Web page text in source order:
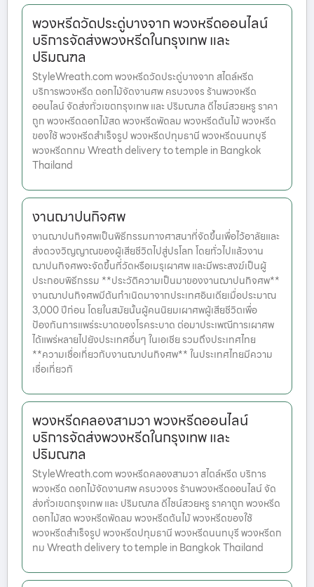
พวงหรีดวัดประดู่บางจาก พวงหรีดออนไลน์
บริการจัดส่งพวงหรีดในกรุงเทพ และ
ปริมณฑล
StyleWreath.com พวงหรีดวัดประดู่บางจาก สไตล์หรีด
บริการพวงหรีด ดอกไม้จัดงานศพ ครบวงจร ร้านพวงหรีด
ออนไลน์ จัดส่งทั่วเขตกรุงเทพ และ ปริมณฑล ดีไซน์สวยหรู ราคา
ถูก พวงหรีดดอกไม้สด พวงหรีดพัดลม พวงหรีดต้นไม้ พวงหรีด
ของใช้ พวงหรีดสำเร็จรูป พวงหรีดปทุมธานี พวงหรีดนนทบุรี
พวงหรีดกทม Wreath delivery to temple in Bangkok
Thailand
งานฌาปนกิจศพ
งานฌาปนกิจศพเป็นพิธีกรรมทางศาสนาที่จัดขึ้นเพื่อไว้อาลัยและ
ส่งดวงวิญญาณของผู้เสียชีวิตไปสู่ปรโลก โดยทั่วไปแล้วงาน
ฌาปนกิจศพจะจัดขึ้นที่วัดหรือเมรุเผาศพ และมีพระสงฆ์เป็นผู้
ประกอบพิธีกรรม **ประวัติความเป็นมาของงานฌาปนกิจศพ**
งานฌาปนกิจศพมีต้นกำเนิดมาจากประเทศอินเดียเมื่อประมาณ
3,000 ปีก่อน โดยในสมัยนั้นผู้คนนิยมเผาศพผู้เสียชีวิตเพื่อ
ป้องกันการแพร่ระบาดของโรคระบาด ต่อมาประเพณีการเผาศพ
ได้แพร่หลายไปยังประเทศอื่นๆ ในเอเชีย รวมถึงประเทศไทย
**ความเชื่อเกี่ยวกับงานฌาปนกิจศพ** ในประเทศไทยมีความ
เชื่อเกี่ยวกั
พวงหรีดคลองสามวา พวงหรีดออนไลน์
บริการจัดส่งพวงหรีดในกรุงเทพ และ
ปริมณฑล
StyleWreath.com พวงหรีดคลองสามวา สไตล์หรีด บริการ
พวงหรีด ดอกไม้จัดงานศพ ครบวงจร ร้านพวงหรีดออนไลน์ จัด
ส่งทั่วเขตกรุงเทพ และ ปริมณฑล ดีไซน์สวยหรู ราคาถูก พวงหรีด
ดอกไม้สด พวงหรีดพัดลม พวงหรีดต้นไม้ พวงหรีดของใช้
พวงหรีดสำเร็จรูป พวงหรีดปทุมธานี พวงหรีดนนทบุรี พวงหรีดก
ทม Wreath delivery to temple in Bangkok Thailand